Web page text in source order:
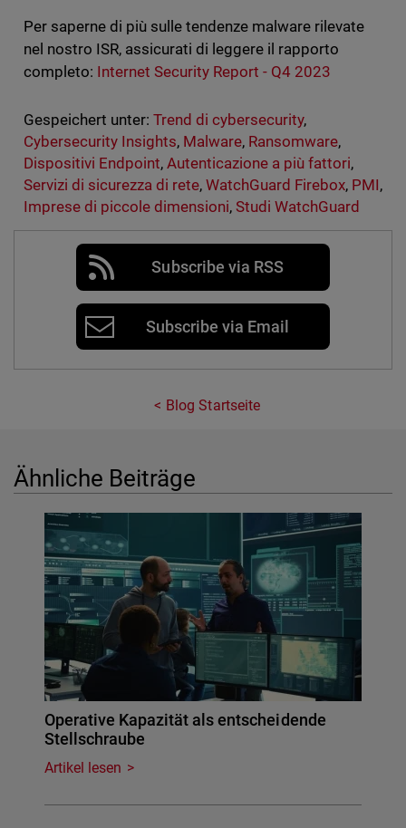
Per saperne di più sulle tendenze malware rilevate
nel nostro ISR, assicurati di leggere il rapporto
completo: Internet Security Report - Q4 2023
Gespeichert unter: Trend di cybersecurity,
Cybersecurity Insights, Malware, Ransomware,
Dispositivi Endpoint, Autenticazione a più fattori,
Servizi di sicurezza di rete, WatchGuard Firebox, PMI,
Imprese di piccole dimensioni,Studi WatchGuard
Subscribe via RSS
Subscribe via Email
Blog Startseite
Ähnliche Beiträge
Operative Kapazität als entscheidende
Stellschraube
Artikel lesen